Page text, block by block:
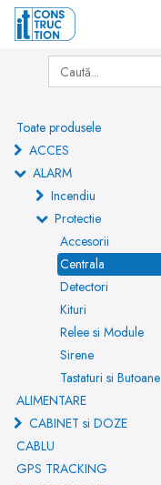
Toate produsele
ACCES
ALARM
Incendiu
Protectie
Accesorii
Centrala
Detectori
Kituri
Relee si Module
Sirene
Tastaturi si Butoane
ALIMENTARE
CABINET si DOZE
CABLU
GPS TRACKING